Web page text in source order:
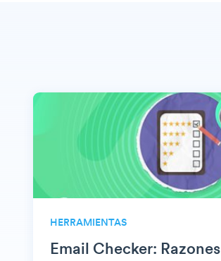
HERRAMIENTAS
Email Checker: Razones